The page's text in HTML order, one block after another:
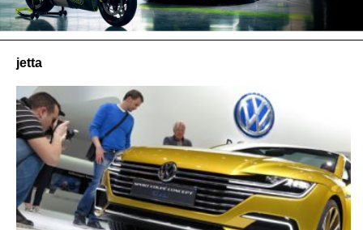
jetta